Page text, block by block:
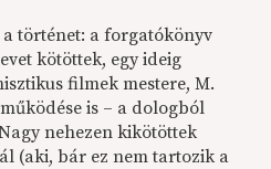
történet: a forgatókönyv
kötöttek, egy ideig
filmek mestere, M.
is – a dologból
nehezen kikötöttek
(aki, bár ez nem tartozik a